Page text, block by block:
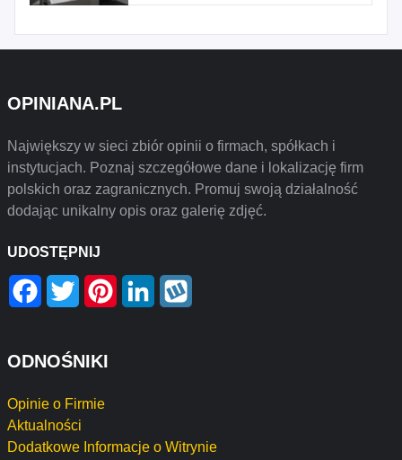
OPINIANA.PL
Największy w sieci zbiór opinii o firmach, spółkach i
instytucjach. Poznaj szczegółowe dane i lokalizację firm
polskich oraz zagranicznych. Promuj swoją działalność
dodając unikalny opis oraz galerię zdjęć.
UDOSTĘPNIJ
Facebook
Twitter PinterestLinkedIn
ODNOŚNIKI
Opinie o Firmie
Aktualności
Dodatkowe Informacje o Witrynie